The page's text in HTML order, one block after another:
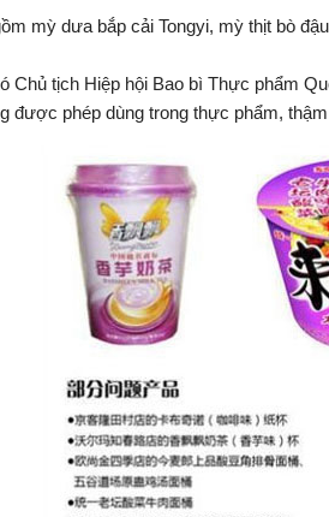
mỳ dưa bắp cải Tongyi, mỳ thịt bò
Chủ tịch Hiệp hội Bao bì Thực phẩm
được phép dùng trong thực phẩm,